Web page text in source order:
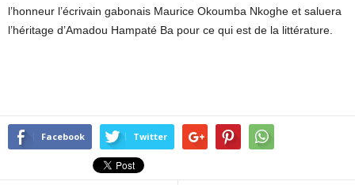
l’honneur l’écrivain gabonais Maurice Okoumba Nkoghe et saluera
l’héritage d’Amadou Hampaté Ba pour ce qui est de la littérature.
Facebook Twitter